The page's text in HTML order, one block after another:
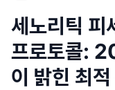
세노리틱 피
프로토콜:
이 밝힌 최